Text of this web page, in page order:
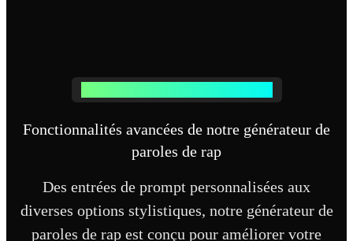
Fonctionnalités avancées de notre générateur de
paroles de rap
Des entrées de prompt personnalisées aux
diverses options stylistiques, notre générateur de
paroles de rap est conçu pour améliorer votre